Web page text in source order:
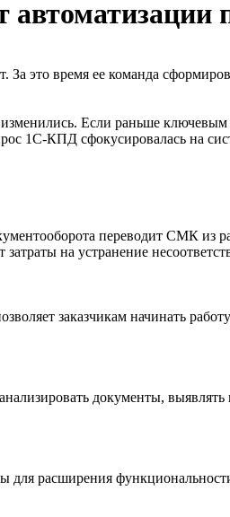
это время ее команда
Если раньше
1С-КПД сфокусировалась на
переводит СМК из
на устранение
заказчикам начинать
документы,
расширения